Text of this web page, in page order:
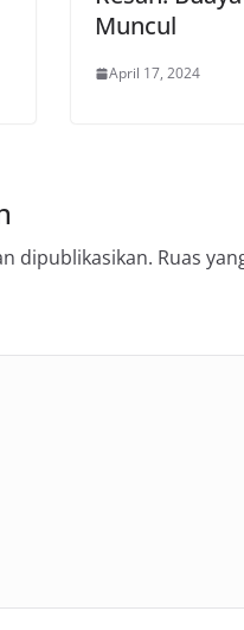
Muncul
April 17, 2024
dipublikasikan. Ruas